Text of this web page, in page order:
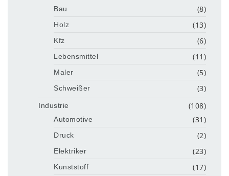
Bau (8)
Holz (13)
Kfz (6)
Lebensmittel (11)
Maler (5)
Schweißer (3)
Industrie (108)
Automotive (31)
Druck (2)
Elektriker (23)
Kunststoff (17)